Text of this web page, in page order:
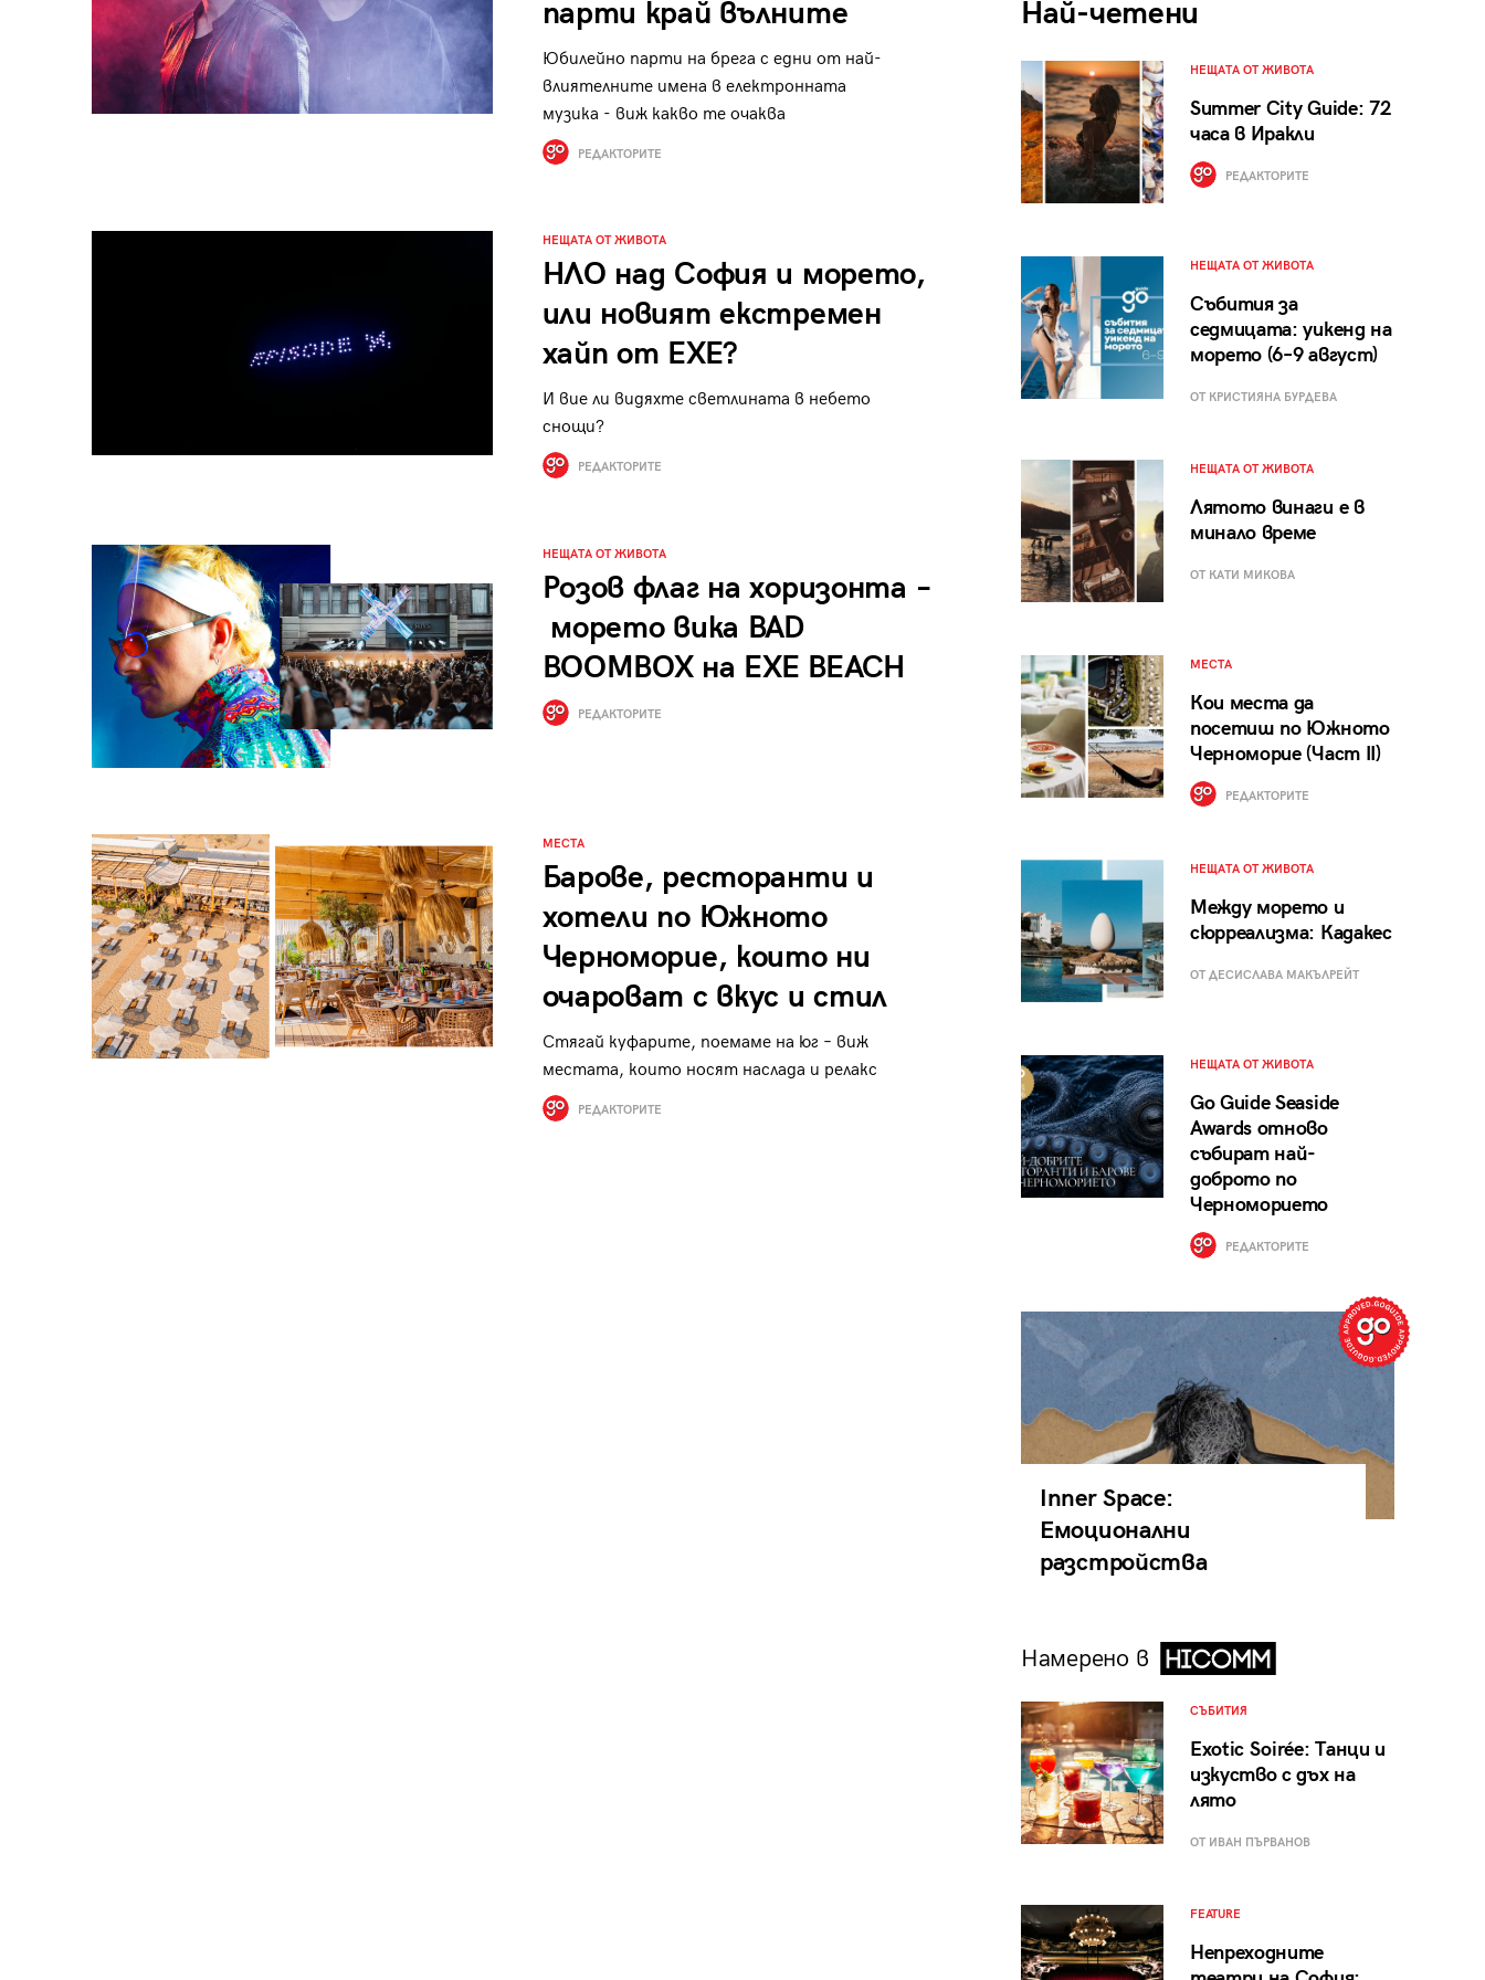
парти край вълните
Юбилейно парти на брега с едни от най-
влиятелните имена в електронната
музика - виж какво те очаква
РЕДАКТОРИТЕ
НЕЩАТА ОТ ЖИВОТА
НЛО над София и морето,
или новият екстремен
хайп от EXE?
И вие ли видяхте светлината в небето
снощи?
РЕДАКТОРИТЕ
НЕЩАТА ОТ ЖИВОТА
Розов флаг на хоризонта –
морето вика BAD
BOOMBOX на EXE BEACH
РЕДАКТОРИТЕ
МЕСТА
Барове, ресторанти и
хотели по Южното
Черноморие, които ни
очароват с вкус и стил
Стягай куфарите, поемаме на юг – виж
местата, които носят наслада и релакс
РЕДАКТОРИТЕ
Най-четени
НЕЩАТА ОТ ЖИВОТА
Summer City Guide: 72
часа в Иракли
РЕДАКТОРИТЕ
НЕЩАТА ОТ ЖИВОТА
Събития за
седмицата: уикенд на
морето (6–9 август)
ОТ КРИСТИЯНА БУРДЕВА
НЕЩАТА ОТ ЖИВОТА
Лятото винаги е в
минало време
ОТ КАТИ МИКОВА
МЕСТА
Кои места да
посетиш по Южното
Черноморие (Част II)
РЕДАКТОРИТЕ
НЕЩАТА ОТ ЖИВОТА
Между морето и
сюрреализма: Кадакес
ОТ ДЕСИСЛАВА МАКЪЛРЕЙТ
НЕЩАТА ОТ ЖИВОТА
Go Guide Seaside
Awards отново
събират най-
доброто по
Черноморието
РЕДАКТОРИТЕ
Inner Space:
Емоционални
разстройства
Намерено в
СЪБИТИЯ
Exotic Soirée: Танци и
изкуство с дъх на
лято
ОТ ИВАН ПЪРВАНОВ
FEATURE
Непреходните